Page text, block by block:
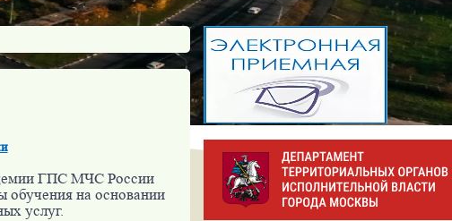
ГПС МЧС России
обучения на основании
услуг.